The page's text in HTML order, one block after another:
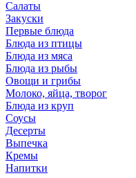
Салаты
Закуски
Первые блюда
Блюда из птицы
Блюда из мяса
Блюда из рыбы
Овощи и грибы
Молоко, яйца, творог
Блюда из круп
Соусы
Десерты
Выпечка
Кремы
Напитки